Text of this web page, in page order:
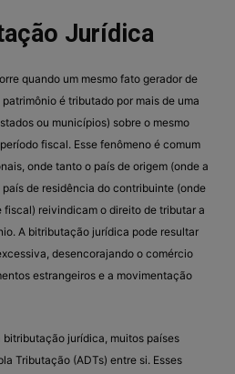
Jurídica
quando um mesmo fato gerador de
é tributado por mais de uma
ou municípios) sobre o mesmo
fiscal. Esse fenômeno é comum
onde tanto o país de origem (onde a
de residência do contribuinte (onde
reivindicam o direito de tributar a
A bitributação jurídica pode resultar
desencorajando o comércio
estrangeiros e a movimentação
bitributação jurídica, muitos países
Tributação (ADTs) entre si. Esses